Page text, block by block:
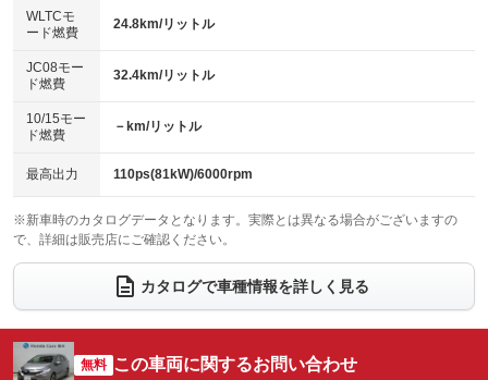
センターデフロック
：装備なし
電動格納ミラー
：装備あり
エアロ
：装備なし
ローダウン
：装備なし
ベンチシート
：装備なし
チップアップシート
：装備あり
電動格納サードシート
：装備なし シートヒーター
：装備あり
ウォークスルー
電動リアゲート フロントカメラ
：装備なし
シートエアコン
：装備なし 全周囲カメラ
：装備なし
サイドカメラ
：装備なし ルーフレール
：装備なし
WLTCモ
ード燃費
24.8km/リットル
JC08モー
ド燃費
32.4km/リットル
10/15モー
ド燃費
－km/リットル
最高出力 110ps(81kW)/6000rpm
※新車時のカタログデータとなります。実際とは異なる場合がございますの
で、詳細は販売店にご確認ください。
カタログで車種情報を詳しく見る
無料 この車両に関するお問い合わせ